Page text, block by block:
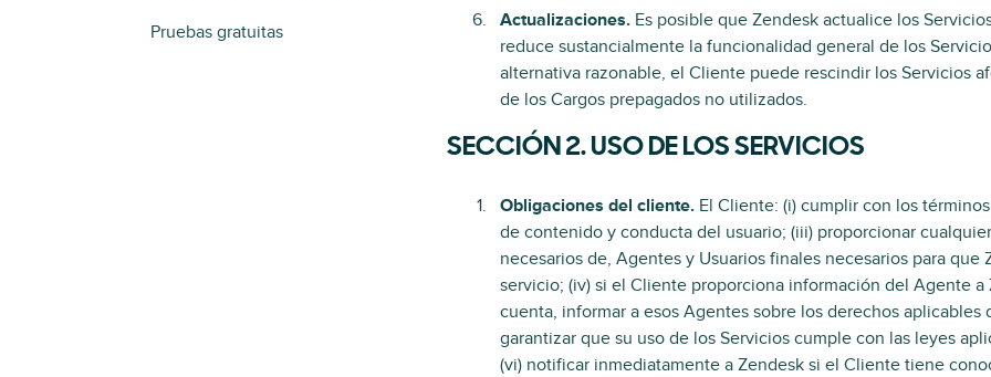
Pruebas gratuitas
Actualizaciones. Es posible que Zendesk actualice los
reduce sustancialmente la funcionalidad general de los
alternativa razonable, el Cliente puede rescindir los Servicios
de los Cargos prepagados no utilizados.
SECCIÓN 2. USO DE LOS SERVICIOS
Obligaciones del cliente. El Cliente: (i) cumplir con los
de contenido y conducta del usuario; (iii) proporcionar
necesarios de, Agentes y Usuarios finales necesarios para
servicio; (iv) si el Cliente proporciona información del Agente
cuenta, informar a esos Agentes sobre los derechos
garantizar que su uso de los Servicios cumple con las leyes
(vi) notificar inmediatamente a Zendesk si el Cliente tiene